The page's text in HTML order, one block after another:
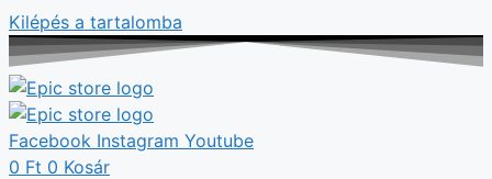
Kilépés a tartalomba
Facebook Instagram Youtube
0 Ft 0 Kosár